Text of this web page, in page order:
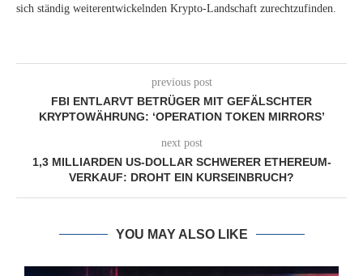
sich ständig weiterentwickelnden Krypto-Landschaft zurechtzufinden.
previous post
FBI ENTLARVT BETRÜGER MIT GEFÄLSCHTER
KRYPTOWÄHRUNG: ‘OPERATION TOKEN MIRRORS’
next post
1,3 MILLIARDEN US-DOLLAR SCHWERER ETHEREUM-
VERKAUF: DROHT EIN KURSEINBRUCH?
YOU MAY ALSO LIKE